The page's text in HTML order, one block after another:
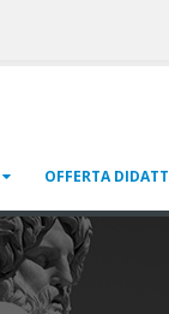
OFFERTA